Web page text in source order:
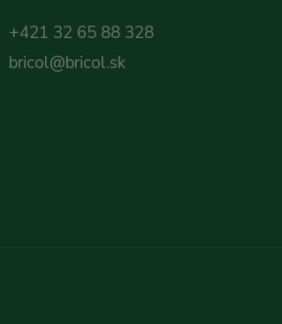
+421 32 65 88 328
bricol@bricol.sk